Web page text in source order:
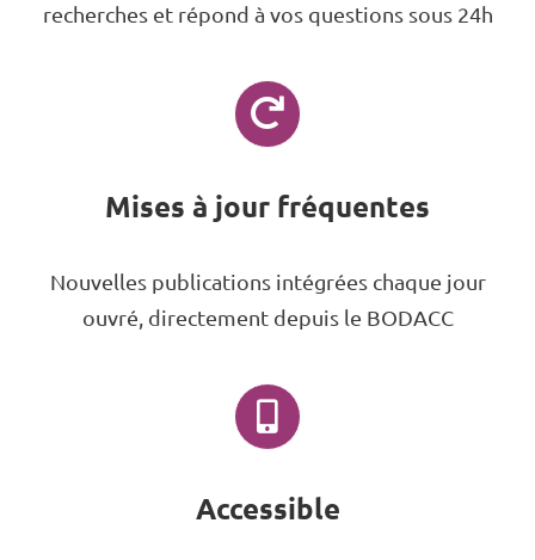
recherches et répond à vos questions sous 24h
Mises à jour fréquentes
Nouvelles publications intégrées chaque jour
ouvré, directement depuis le BODACC
Accessible